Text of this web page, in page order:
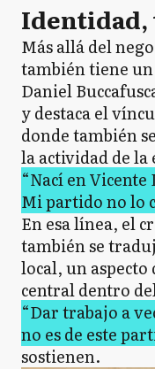
Identidad,
Más allá del
también tiene
Daniel
y destaca el
donde también
la actividad de la
“Nací en Vicente
Mi partido no lo
En esa línea, el
también se
local, un aspecto
central dentro
“Dar trabajo a
no es de este
sostienen.